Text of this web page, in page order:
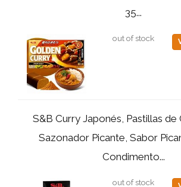
35...
out of stock
S&B Curry Japonés, Pastillas de
Sazonador Picante, Sabor
Condimento...
out of stock